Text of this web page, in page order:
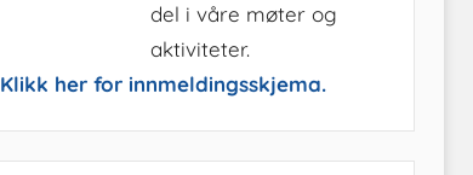
del i våre møter og
aktiviteter.
Klikk her for innmeldingsskjema.